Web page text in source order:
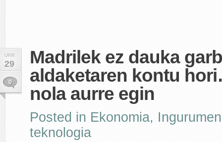
URR
29
0
Madrilek ez dauka
aldaketaren kontu
nola aurre egin
Posted in Ekonomia,
teknologia